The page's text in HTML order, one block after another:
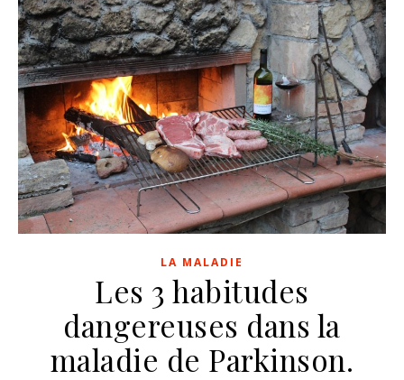
LA MALADIE
Les 3 habitudes
dangereuses dans la
maladie de Parkinson.